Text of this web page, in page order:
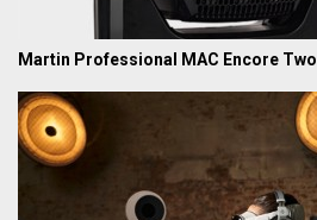
Martin Professional MAC Encore Two